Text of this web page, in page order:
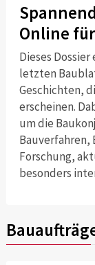
Online
Dieses
letzten
Geschichten,
erscheinen.
um die
Bauverfahren,
Forschung,
besonders